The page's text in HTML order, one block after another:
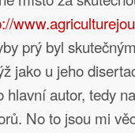
prý byl
jako u jeho
hlavní autor, tedy
No to jsou mi